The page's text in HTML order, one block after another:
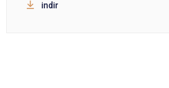
indir